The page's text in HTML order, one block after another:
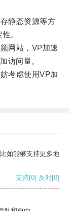
静态资源等方
。
网站，VP加速
访问量。
考虑使用VP加
如能够支持更多地
支持[0] 反对[0]